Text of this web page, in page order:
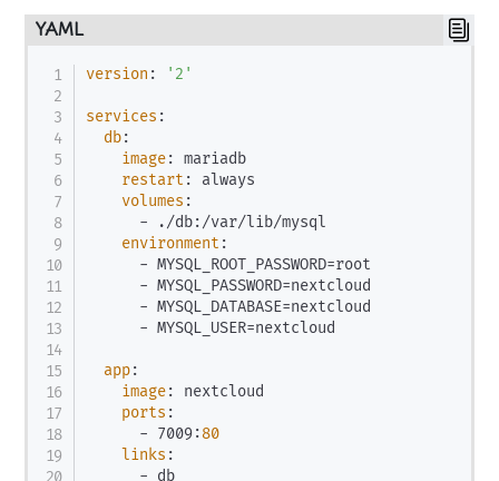
YAML
version : '2'
services :
db:
image: mariadb
restart :
always
volumes :
- ./db:/var/lib/mysql
environment :
- MYSQL_ROOT_PASSWORD=root
- MYSQL_PASSWORD=nextcloud
- MYSQL_DATABASE=nextcloud
- MYSQL_USER=nextcloud
app:
image:
nextcloud
ports :
- 7009:80
links :
- db